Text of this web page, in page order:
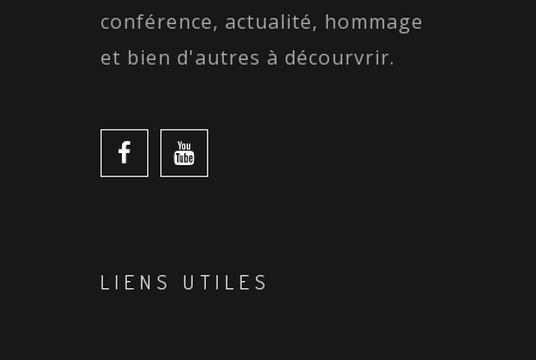
conférence, actualité, hommage
et bien d'autres à décourvrir.
LIENS UTILES